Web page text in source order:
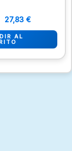
27,83 €
AL